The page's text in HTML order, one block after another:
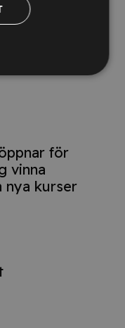
för
vinna
nya kurser